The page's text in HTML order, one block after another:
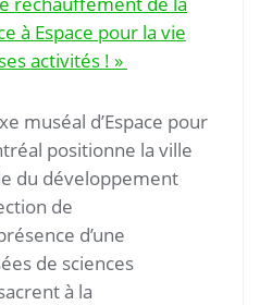
à Espace pour la vie
activités ! »
muséal d’Espace pour
positionne la ville
du développement
de
d’une
de sciences
à la